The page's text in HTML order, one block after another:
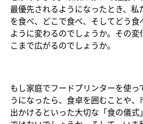
最優先されるようになったとき、
を食べ、どこで食べ、そしてどう
ように変わるのでしょうか。その
こまで広がるのでしょうか。
もし家庭でフードプリンターを使っ
うになったら、食卓を囲むことや
出かけるといった大切な「食の儀式